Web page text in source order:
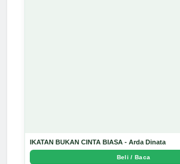
IKATAN BUKAN CINTA BIASA - Arda Dinata
Beli / Baca